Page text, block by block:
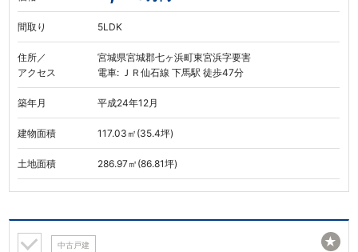
間取り 5LDK
住所／
アクセス
宮城県宮城郡七ヶ浜町東宮浜字要害
電車: ＪＲ仙石線 下馬駅 徒歩47分
築年月 平成24年12月
建物面積 117.03㎡(35.4坪)
土地面積 286.97㎡(86.81坪)
中古戸建 ★